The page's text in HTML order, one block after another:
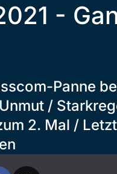
-
Panne
/
2. Mal /